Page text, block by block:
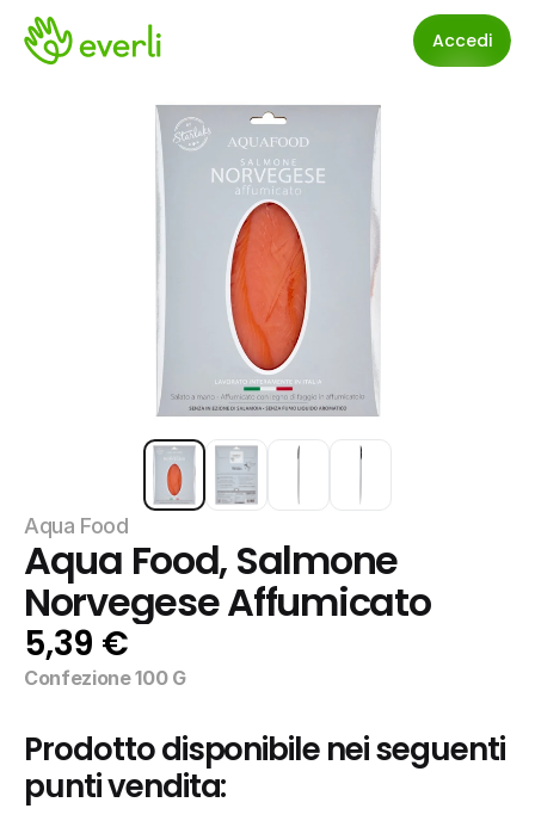
Accedi
Aqua Food
Aqua Food, Salmone
Norvegese Affumicato
5,39 €
Confezione 100 G
Prodotto disponibile nei seguenti
punti vendita: